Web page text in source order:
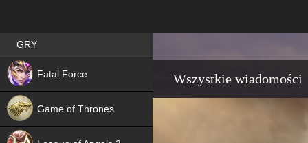
Wszystkie wiadomości
Best RPG games in Poland
GRY
Fatal Force
NEW
Game of Thrones